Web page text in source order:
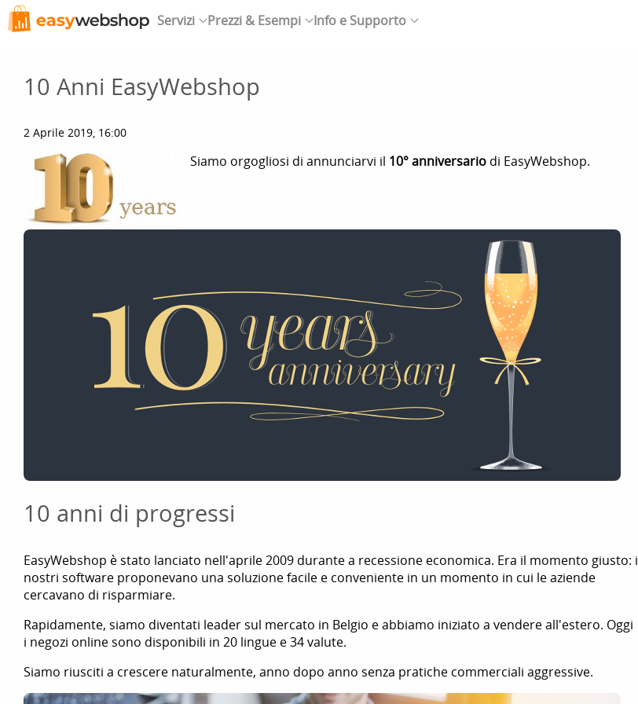
Servizi Prezzi & Esempi Info e Supporto
10 Anni EasyWebshop
2 Aprile 2019, 16:00
Siamo orgogliosi di annunciarvi il 10° anniversario di EasyWebshop.
10 anni di progressi
EasyWebshop è stato lanciato nell'aprile 2009 durante a recessione economica. Era il momento giusto: i
nostri software proponevano una soluzione facile e conveniente in un momento in cui le aziende
cercavano di risparmiare.
Rapidamente, siamo diventati leader sul mercato in Belgio e abbiamo iniziato a vendere all'estero. Oggi
i negozi online sono disponibili in 20 lingue e 34 valute.
Siamo riusciti a crescere naturalmente, anno dopo anno senza pratiche commerciali aggressive.